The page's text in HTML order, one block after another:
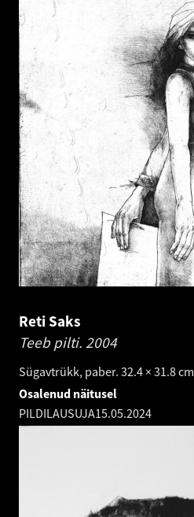
Reti Saks
Teeb pilti. 2004
Sügavtrükk, paber. 32.4 × 31.8 cm
Osalenud näitusel
PILDILAUSUJA15.05.2024